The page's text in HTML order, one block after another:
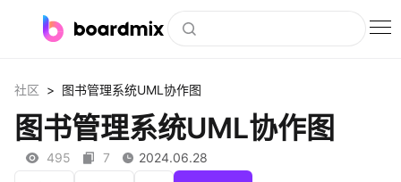
社区资源
下载
社区 > 图书管理系统UML协作图
图书管理系统UML协作图
495 7 2024.06.28